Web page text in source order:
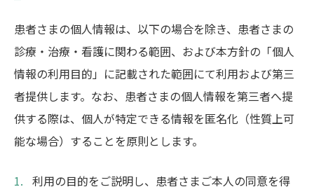
患者さまの個人情報は、以下の場合を除き、患者さまの
診療・治療・看護に関わる範囲、および本方針の「個人
情報の利用目的」に記載された範囲にて利用および第三
者提供します。なお、患者さまの個人情報を第三者へ提
供する際は、個人が特定できる情報を匿名化（性質上可
能な場合）することを原則とします。
利用の目的をご説明し、患者さまご本人の同意を得